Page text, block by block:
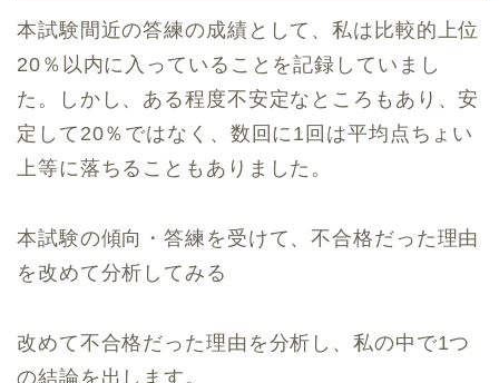
本試験間近の答練の成績として、私は比較的上位
20％以内に入っていることを記録していまし
た。しかし、ある程度不安定なところもあり、安
定して20％ではなく、数回に1回は平均点ちょい
上等に落ちることもありました。
本試験の傾向・答練を受けて、不合格だった理由
を改めて分析してみる
改めて不合格だった理由を分析し、私の中で1つ
の結論を出します。